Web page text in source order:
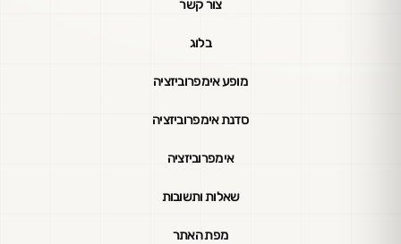
צור קשר
בלוג
מופע אימפרוביזציה
סדנת אימפרוביזציה
אימפרוביזציה
שאלות ותשובות
מפת האתר